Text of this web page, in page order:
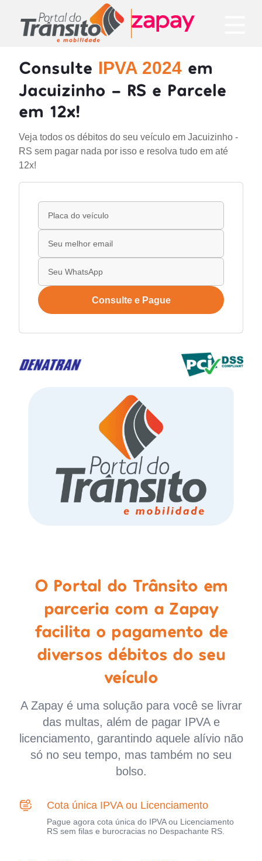
Consulte IPVA 2024 em
Jacuizinho - RS e Parcele
em 12x!
Veja todos os débitos do seu veículo em Jacuizinho -
RS sem pagar nada por isso e resolva tudo em até
12x!
Consulte e Pague
O Portal do Trânsito em
parceria com a Zapay
facilita o pagamento de
diversos débitos do seu
veículo
A Zapay é uma solução para você se livrar
das multas, além de pagar IPVA e
licenciamento, garantindo aquele alívio não
só no seu tempo, mas também no seu
bolso.
Cota única IPVA ou Licenciamento
Pague agora cota única do IPVA ou Licenciamento
RS sem filas e burocracias no Despachante RS.